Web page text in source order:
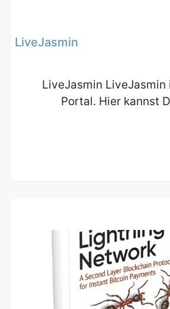
LiveJasmin
LiveJasmin LiveJasmin
Portal. Hier kannst